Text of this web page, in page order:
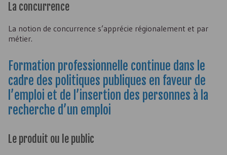
La concurrence
La notion de concurrence s’apprécie régionalement et par
métier.
Formation professionnelle continue dans le
cadre des politiques publiques en faveur de
l’emploi et de l’insertion des personnes à la
recherche d’un emploi
Le produit ou le public